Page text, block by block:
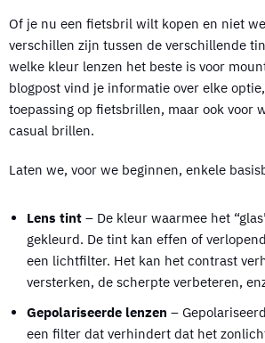
Of je nu een fietsbril wilt kopen en niet
verschillen zijn tussen de verschillende
welke kleur lenzen het beste is voor
blogpost vind je informatie over elke
toepassing op fietsbrillen, maar ook voor
casual brillen.
Laten we, voor we beginnen, enkele
Lens tint – De kleur waarmee het
gekleurd. De tint kan effen of
een lichtfilter. Het kan het contrast
versterken, de scherpte verbeteren,
Gepolariseerde lenzen –
een filter dat verhindert dat het